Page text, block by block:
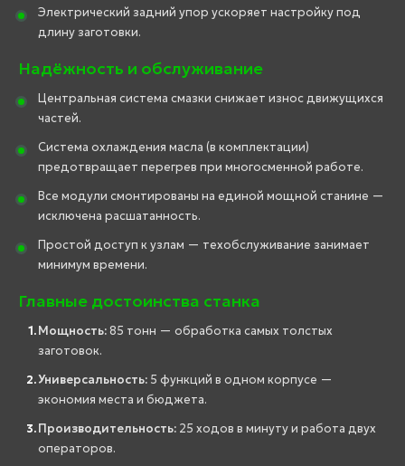
Электрический задний упор ускоряет настройку под
длину заготовки.
Надёжность и обслуживание
Центральная система смазки снижает износ движущихся
частей.
Система охлаждения масла (в комплектации)
предотвращает перегрев при многосменной работе.
Все модули смонтированы на единой мощной станине —
исключена расшатанность.
Простой доступ к узлам — техобслуживание занимает
минимум времени.
Главные достоинства станка
Мощность:85 тонн — обработка самых толстых
заготовок.
Универсальность: 5 функций в одном корпусе —
экономия места и бюджета.
Производительность: 25 ходов в минуту и работа двух
операторов.